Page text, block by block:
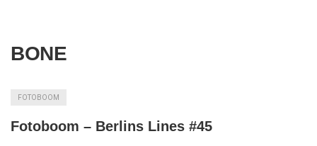
BONE
FOTOBOOM
Fotoboom – Berlins Lines #45